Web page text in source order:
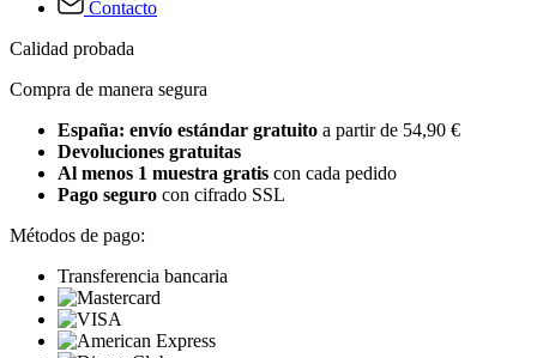
Contacto
Calidad probada
Compra de manera segura
España: envío estándar gratuito a partir de 54,90 €
Devoluciones gratuitas
Al menos 1 muestra gratis con cada pedido
Pago seguro con cifrado SSL
Métodos de pago:
Transferencia bancaria